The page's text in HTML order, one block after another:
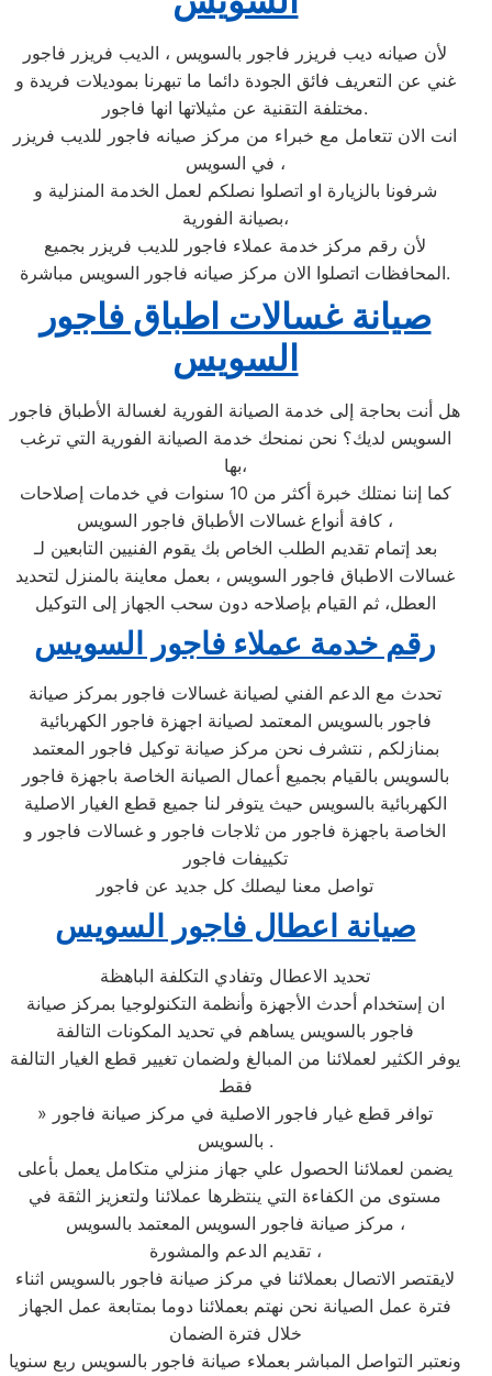
لأن صيانه ديب فريزر فاجور بالسويس ، الديب فريزر فاجور
غني عن التعريف فائق الجودة دائما ما تبهرنا بموديلات فريدة و
مختلفة التقنية عن مثيلاتها انها فاجور.
انت الان تتعامل مع خبراء من مركز صيانه فاجور للديب فريزر
في السويس ،
شرفونا بالزيارة او اتصلوا نصلكم لعمل الخدمة المنزلية و
بصيانة الفورية،
لأن رقم مركز خدمة عملاء فاجور للديب فريزر بجميع
المحافظات اتصلوا الان مركز صيانه فاجور السويس مباشرة.
صيانة غسالات اطباق فاجور
السويس
هل أنت بحاجة إلى خدمة الصيانة الفورية لغسالة الأطباق فاجور
السويس لديك؟ نحن نمنحك خدمة الصيانة الفورية التي ترغب
بها،
كما إننا نمتلك خبرة أكثر من 10 سنوات في خدمات إصلاحات
كافة أنواع غسالات الأطباق فاجور السويس ،
بعد إتمام تقديم الطلب الخاص بك يقوم الفنيين التابعين لـ
غسالات الاطباق فاجور السويس ، بعمل معاينة بالمنزل لتحديد
العطل، ثم القيام بإصلاحه دون سحب الجهاز إلى التوكيل
رقم خدمة عملاء فاجور السويس
تحدث مع الدعم الفني لصيانة غسالات فاجور بمركز صيانة
فاجور بالسويس المعتمد لصيانة اجهزة فاجور الكهربائية
بمنازلكم , نتشرف نحن مركز صيانة توكيل فاجور المعتمد
بالسويس بالقيام بجميع أعمال الصيانة الخاصة باجهزة فاجور
الكهربائية بالسويس حيث يتوفر لنا جميع قطع الغيار الاصلية
الخاصة باجهزة فاجور من ثلاجات فاجور و غسالات فاجور و
تكييفات فاجور
تواصل معنا ليصلك كل جديد عن فاجور
صيانة اعطال فاجور السويس
تحديد الاعطال وتفادي التكلفة الباهظة
ان إستخدام أحدث الأجهزة وأنظمة التكنولوجيا بمركز صيانة
فاجور بالسويس يساهم في تحديد المكونات التالفة
يوفر الكثير لعملائنا من المبالغ ولضمان تغيير قطع الغيار التالفة
فقط
» توافر قطع غيار فاجور الاصلية في مركز صيانة فاجور
بالسويس .
يضمن لعملائنا الحصول علي جهاز منزلي متكامل يعمل بأعلى
مستوى من الكفاءة التي ينتظرها عملائنا ولتعزيز الثقة في
مركز صيانة فاجور السويس المعتمد بالسويس ،
تقديم الدعم والمشورة ،
لايقتصر الاتصال بعملائنا في مركز صيانة فاجور بالسويس اثناء
فترة عمل الصيانة نحن نهتم بعملائنا دوما بمتابعة عمل الجهاز
خلال فترة الضمان
ونعتبر التواصل المباشر بعملاء صيانة فاجور بالسويس ربع سنويا